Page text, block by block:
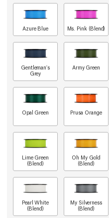
Azure Blue Ms. Pink (Blend)
Gentleman's
Grey
Army Green
Opal Green Prusa Orange
Lime Green
(Blend)
Oh My Gold
(Blend)
Pearl White
(Blend)
My Silverness
(Blend)